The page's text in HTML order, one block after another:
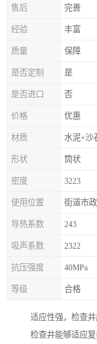
售后 完善
经验 丰富
质量 保障
是否定制 是
是否进口 否
价格 优惠
材质 水泥+沙
形状 筒状
密度 3223
使用位置 街道市
导热系数 243
吸声系数 2322
抗压强度 40MPa
等级 合格
适应性强，检查
检查井能够适应